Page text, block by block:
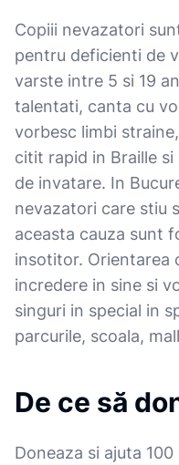
Copiii nevazatori
pentru deficienti de
varste intre 5 si 19
talentati, canta cu
vorbesc limbi
citit rapid in Braille
de invatare. In
nevazatori care stiu
aceasta cauza sunt
insotitor. Orientarea
incredere in sine si
singuri in special in
parcurile, scoala,
De ce să
Doneaza si ajuta